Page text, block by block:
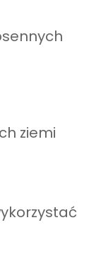
ziemi